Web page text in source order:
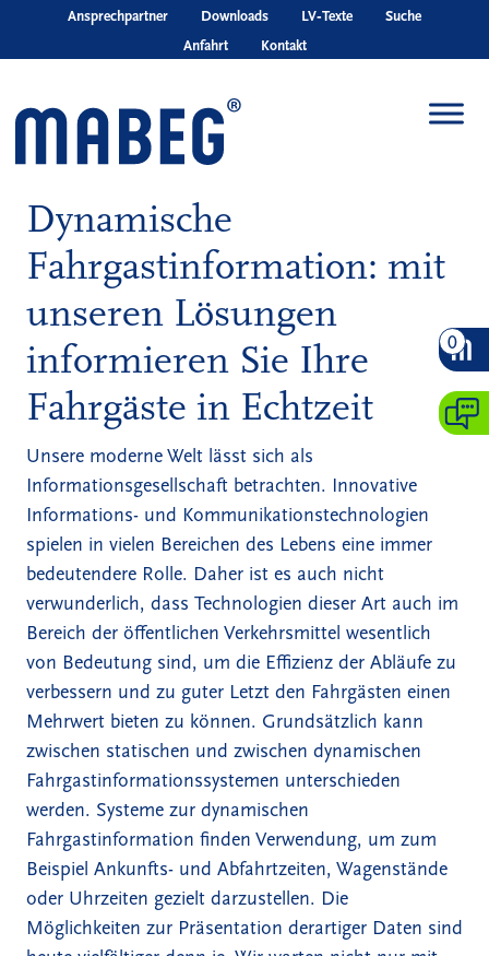
Skip to main content
Ansprechpartner Downloads LV‑Texte
Suche
Anfahrt
Kontakt
Dynamische
Fahrgastinformation: mit
unseren Lösungen
informieren Sie Ihre
Fahrgäste in Echtzeit
Unsere moderne Welt lässt sich als
Informationsgesellschaft betrachten. Innovative
Informations- und Kommunikationstechnologien
spielen in vielen Bereichen des Lebens eine immer
bedeutendere Rolle. Daher ist es auch nicht
verwunderlich, dass Technologien dieser Art auch im
Bereich der öffentlichen Verkehrsmittel wesentlich
von Bedeutung sind, um die Effizienz der Abläufe zu
verbessern und zu guter Letzt den Fahrgästen einen
Mehrwert bieten zu können. Grundsätzlich kann
zwischen statischen und zwischen dynamischen
Fahrgastinformationssystemen unterschieden
werden. Systeme zur dynamischen
Fahrgastinformation finden Verwendung, um zum
Beispiel Ankunfts- und Abfahrtzeiten, Wagenstände
oder Uhrzeiten gezielt darzustellen. Die
Möglichkeiten zur Präsentation derartiger Daten sind
0